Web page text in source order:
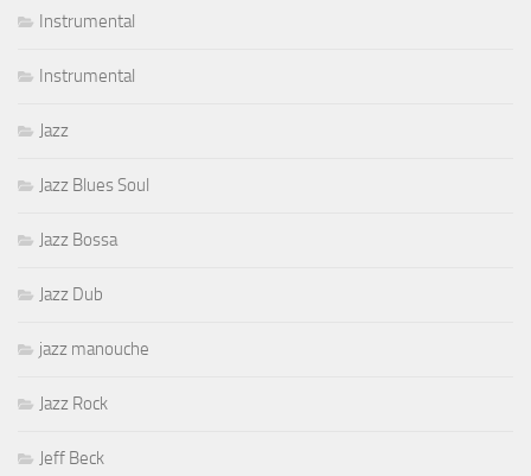
Instrumental
Instrumental
Jazz
Jazz Blues Soul
Jazz Bossa
Jazz Dub
jazz manouche
Jazz Rock
Jeff Beck